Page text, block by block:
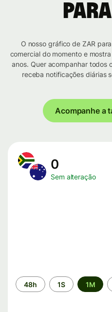
O nosso gráfico de ZAR
comercial do momento e
anos. Quer acompanhar todos
receba notificações diárias
Acompanhe a
0
Sem alteração
Período
de
48h 1S 1M